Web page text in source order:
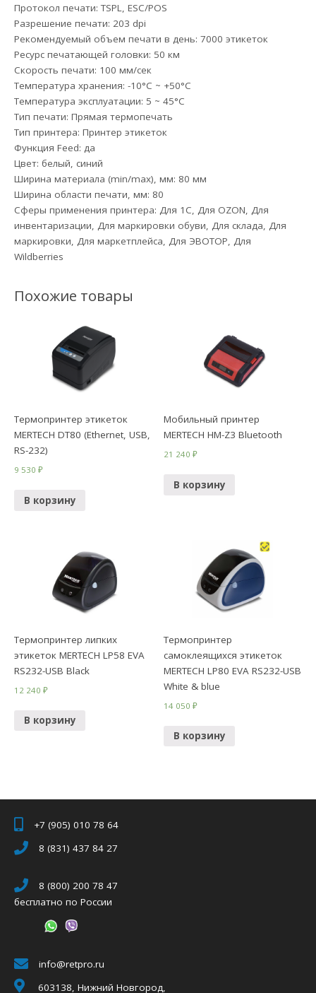
Протокол печати: TSPL, ESC/POS
Разрешение печати: 203 dpi
Рекомендуемый объем печати в день: 7000 этикеток
Ресурс печатающей головки: 50 км
Скорость печати: 100 мм/сек
Температура хранения: -10°С ~ +50°С
Температура эксплуатации: 5 ~ 45°C
Тип печати: Прямая термопечать
Тип принтера: Принтер этикеток
Функция Feed: да
Цвет: белый, синий
Ширина материала (min/max), мм: 80 мм
Ширина области печати, мм: 80
Сферы применения принтера: Для 1С, Для OZON, Для
инвентаризации, Для маркировки обуви, Для склада, Для
маркировки, Для маркетплейса, Для ЭВОТОР, Для
Wildberries
Похожие товары
Термопринтер этикеток
MERTECH DT80 (Ethernet, USB,
RS-232)
9 530₽
В корзину
Мобильный принтер
MERTECH HM-Z3 Bluetooth
21 240₽
В корзину
Термопринтер липких
этикеток MERTECH LP58 EVA
RS232-USB Black
12 240₽
В корзину
Термопринтер
самоклеящихся этикеток
MERTECH LP80 EVA RS232-USB
White & blue
14 050₽
В корзину
+7 (905) 010 78 64
8 (831) 437 84 27
8 (800) 200 78 47
бесплатно по России
info@retpro.ru
603138, Нижний Новгород,